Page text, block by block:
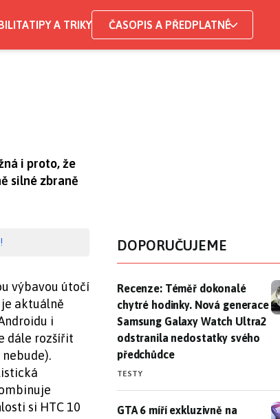
TIPY A TRIKY ČASOPIS A PŘEDPLATNÉ
i proto, že
silné zbraně
výbavou útočí
aktuálně
i
dále rozšířit
si HTC 10
DOPORUČUJEME
Recenze: Téměř dokonalé
Recenze: Téměř dokonalé
chytré hodinky. Nová generace
Samsung Galaxy Watch Ultra2
odstranila nedostatky svého
předchůdce
TESTY
GTA 6 míří exkluzivně na
GTA 6 míří exkluzivně na